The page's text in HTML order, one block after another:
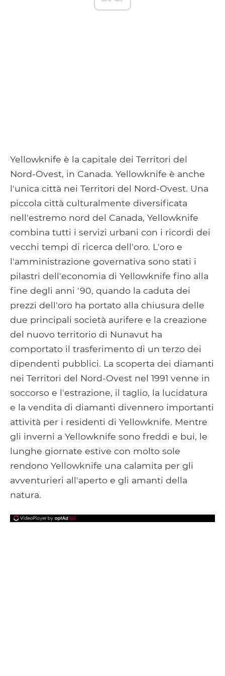
Yellowknife è la capitale dei Territori del
Nord-Ovest, in Canada. Yellowknife è anche
l'unica città nei Territori del Nord-Ovest. Una
piccola città culturalmente diversificata
nell'estremo nord del Canada, Yellowknife
combina tutti i servizi urbani con i ricordi dei
vecchi tempi di ricerca dell'oro. L'oro e
l'amministrazione governativa sono stati i
pilastri dell'economia di Yellowknife fino alla
fine degli anni '90, quando la caduta dei
prezzi dell'oro ha portato alla chiusura delle
due principali società aurifere e la creazione
del nuovo territorio di Nunavut ha
comportato il trasferimento di un terzo dei
dipendenti pubblici. La scoperta dei diamanti
nei Territori del Nord-Ovest nel 1991 venne in
soccorso e l'estrazione, il taglio, la lucidatura
e la vendita di diamanti divennero importanti
attività per i residenti di Yellowknife. Mentre
gli inverni a Yellowknife sono freddi e bui, le
lunghe giornate estive con molto sole
rendono Yellowknife una calamita per gli
avventurieri all'aperto e gli amanti della
natura.